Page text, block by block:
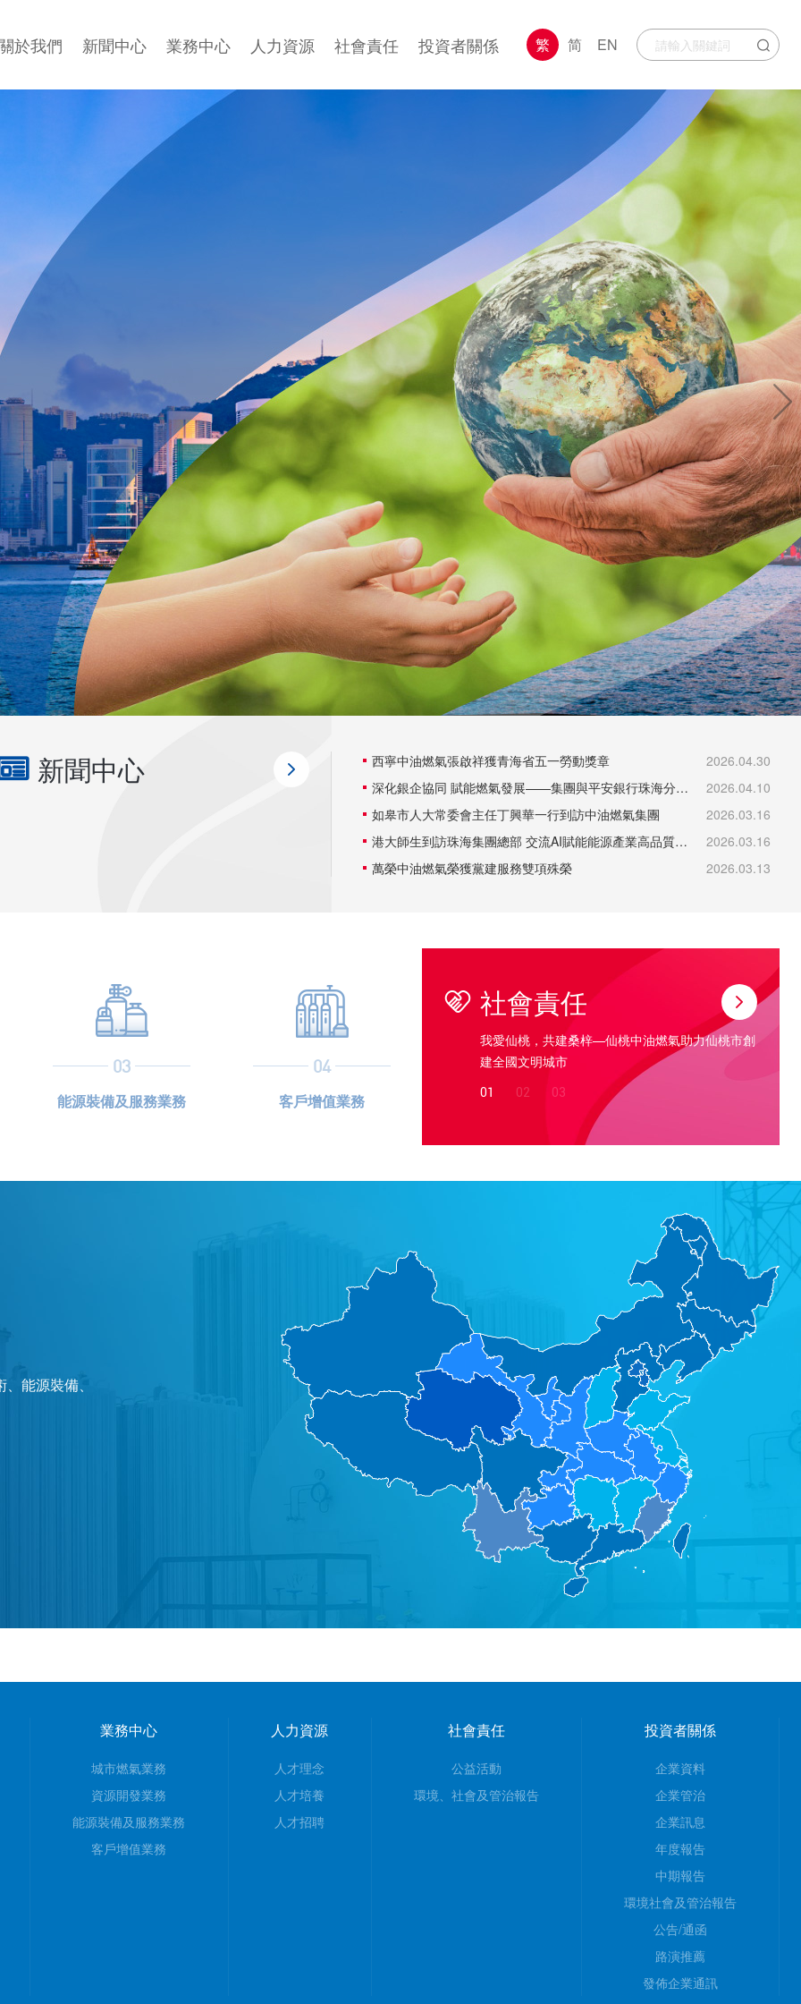
繁 简 EN
於我們 新聞中心 業務中心 人力資源 社會責任 投資者關係
新聞中心 西寧中油燃氣張啟祥獲青海省五一勞動獎章
2026.04.30
深化銀企協同 賦能燃氣發展——集團與平安銀行珠海分行開展業務交流座談
2026.04.10
如皋市人大常委會主任丁興華一行到訪中油燃氣集團
2026.03.16
港大師生到訪珠海集團總部 交流AI賦能能源產業高品質發展
2026.03.16
萬榮中油燃氣榮獲黨建服務雙項殊榮
2026.03.13
社會責任
黨團聯手 共獻愛心—萍鄉燃氣黨團支部攜手走進
福利院送溫暖
我愛仙桃，共建桑梓—仙桃中油燃氣助力仙桃市創
建全國文明城市
01 02 03
03
能源裝備及服務業務
04
客戶增值業務
能源裝備、
業務中心
城市燃氣業務
資源開發業務
能源裝備及服務業務
客戶增值業務
人力資源
人才理念
人才培養
人才招聘
社會責任
公益活動
環境、社會及管治報告
投資者關係
企業資料
企業管治
企業訊息
年度報告
中期報告
環境社會及管治報告
公告/通函
路演推薦
發佈企業通訊